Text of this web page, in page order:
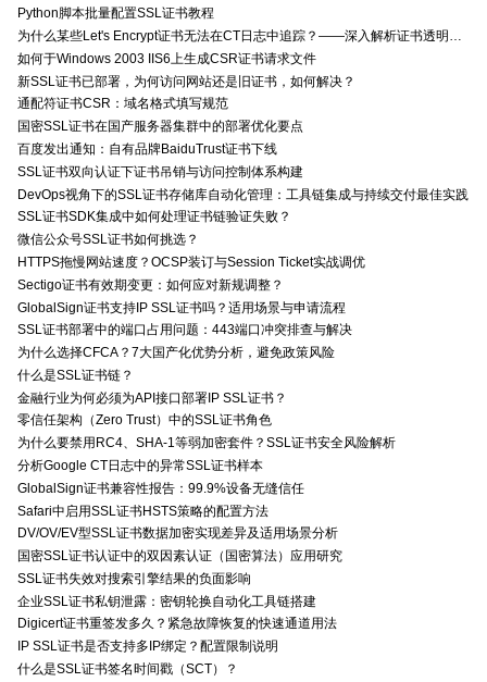
Python脚本批量配置SSL证书教程
为什么某些Let's Encrypt证书无法在CT日志中追踪？——深入解析证书透明度与Let's Encrypt的关系
如何于Windows 2003 IIS6上生成CSR证书请求文件
新SSL证书已部署，为何访问网站还是旧证书，如何解决？
通配符证书CSR：域名格式填写规范
国密SSL证书在国产服务器集群中的部署优化要点
百度发出通知：自有品牌BaiduTrust证书下线
SSL证书双向认证下证书吊销与访问控制体系构建
DevOps视角下的SSL证书存储库自动化管理：工具链集成与持续交付最佳实践
SSL证书SDK集成中如何处理证书链验证失败？
微信公众号SSL证书如何挑选？
HTTPS拖慢网站速度？OCSP装订与Session Ticket实战调优
Sectigo证书有效期变更：如何应对新规调整？
GlobalSign证书支持IP SSL证书吗？适用场景与申请流程
SSL证书部署中的端口占用问题：443端口冲突排查与解决
为什么选择CFCA？7大国产化优势分析，避免政策风险
什么是SSL证书链？
金融行业为何必须为API接口部署IP SSL证书？
零信任架构（Zero Trust）中的SSL证书角色
为什么要禁用RC4、SHA-1等弱加密套件？SSL证书安全风险解析
分析Google CT日志中的异常SSL证书样本
GlobalSign证书兼容性报告：99.9%设备无缝信任
Safari中启用SSL证书HSTS策略的配置方法
DV/OV/EV型SSL证书数据加密实现差异及适用场景分析
国密SSL证书认证中的双因素认证（国密算法）应用研究
SSL证书失效对搜索引擎结果的负面影响
企业SSL证书私钥泄露：密钥轮换自动化工具链搭建
Digicert证书重签发多久？紧急故障恢复的快速通道用法
IP SSL证书是否支持多IP绑定？配置限制说明
什么是SSL证书签名时间戳（SCT）？